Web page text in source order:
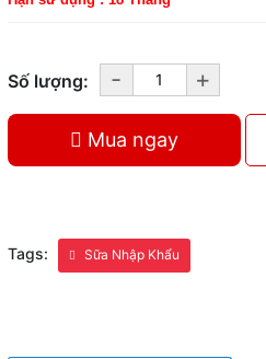
Số lượng: - +
Mua ngay
Tags: Sữa Nhập Khẩu